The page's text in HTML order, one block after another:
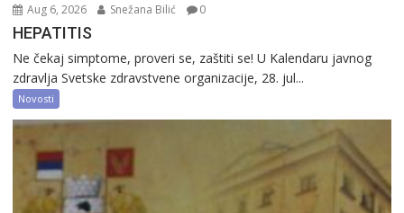
Aug 6, 2026 Snežana Bilić 0
HEPATITIS
Ne čekaj simptome, proveri se, zaštiti se! U Kalendaru javnog
zdravlja Svetske zdravstvene organizacije, 28. jul...
Novosti